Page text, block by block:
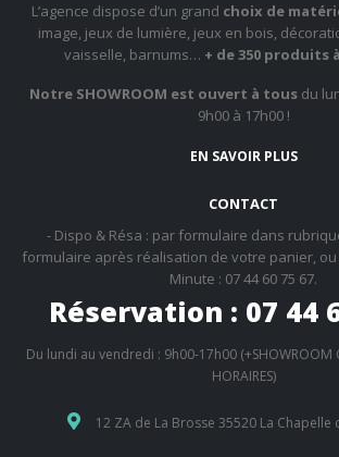
L’agence dispose d’un grand choix de
image, jeux de lumière, jeux en bois,
vaisselle, barnums… + de 350 produits
Notre SHOWROOM est ouvert à tousdu
9h00 à 17h00 !
EN SAVOIR PLUS
CONTACT
- Dispo & Résa : par formulaire dans
formulaire après réalisation de votre panier, ou
Minute : 07 44 60 75 67.
Réservation : 07 44
Du lundi au vendredi : 9h00-17h00 (+SHOWROOM
HORAIRES)
12 ZA de La Brosse 35520 La Chapelle